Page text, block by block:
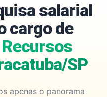
salarial
cargo de
SP
apenas o panorama